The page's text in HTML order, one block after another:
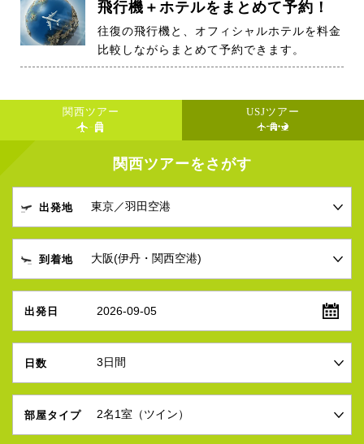
飛行機＋ホテルをまとめて予約！
往復の飛行機と、オフィシャルホテルを料金
比較しながらまとめて予約できます。
関西ツアー USJツアー
関西ツアーをさがす
出発地
到着地
出発日 2026-09-05
日数
部屋タイプ